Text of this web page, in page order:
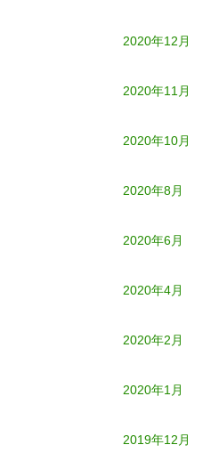
2020年12月
2020年11月
2020年10月
2020年8月
2020年6月
2020年4月
2020年2月
2020年1月
2019年12月